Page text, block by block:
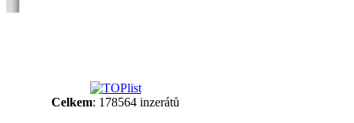
Celkem: 178564 inzerátů